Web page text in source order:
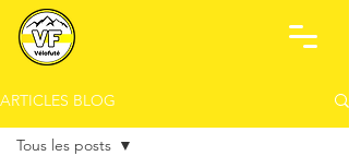
ARTICLES BLOG
Tous les posts